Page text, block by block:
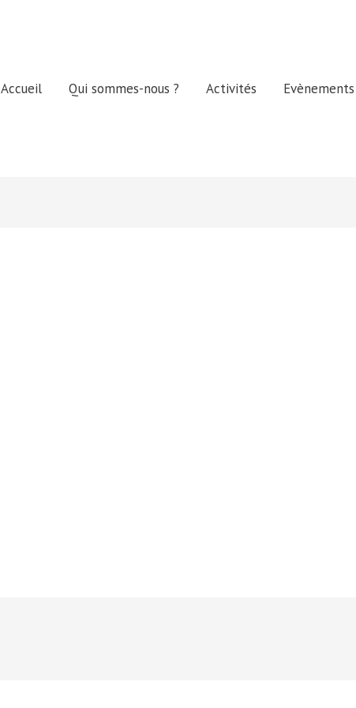
Accueil Qui sommes-nous ? Activités Evènements